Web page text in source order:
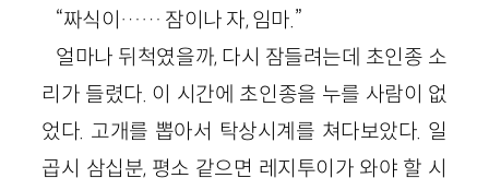
“짜식이…… 잠이나 자, 임마.”
얼마나 뒤척였을까, 다시 잠들려는데 초인종 소
리가 들렸다. 이 시간에 초인종을 누를 사람이 없
었다. 고개를 뽑아서 탁상시계를 쳐다보았다. 일
곱시 삼십분, 평소 같으면 레지투이가 와야 할 시